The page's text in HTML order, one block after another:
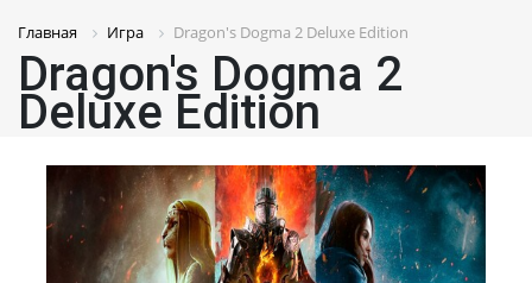
Главная Игра Dragon's Dogma 2 Deluxe Edition
Dragon's Dogma 2
Deluxe Edition